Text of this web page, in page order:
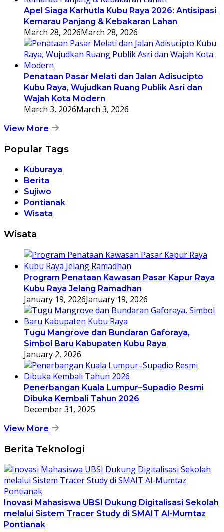
Apel Siaga Karhutla Kubu Raya 2026: Antisipasi
Kemarau Panjang & Kebakaran Lahan
March 28, 2026March 28, 2026
Penataan Pasar Melati dan Jalan Adisucipto
Kubu Raya, Wujudkan Ruang Publik Asri dan
Wajah Kota Modern
March 3, 2026March 3, 2026
View More
Popular Tags
Kuburaya
Berita
Sujiwo
Pontianak
Wisata
Wisata
Program Penataan Kawasan Pasar Kapur Raya
Kubu Raya Jelang Ramadhan
January 19, 2026January 19, 2026
Tugu Mangrove dan Bundaran Gaforaya,
Simbol Baru Kabupaten Kubu Raya
January 2, 2026
Penerbangan Kuala Lumpur–Supadio Resmi
Dibuka Kembali Tahun 2026
December 31, 2025
View More
Berita Teknologi
Inovasi Mahasiswa UBSI Dukung Digitalisasi Sekolah
melalui Sistem Tracer Study di SMAIT Al-Mumtaz
Pontianak